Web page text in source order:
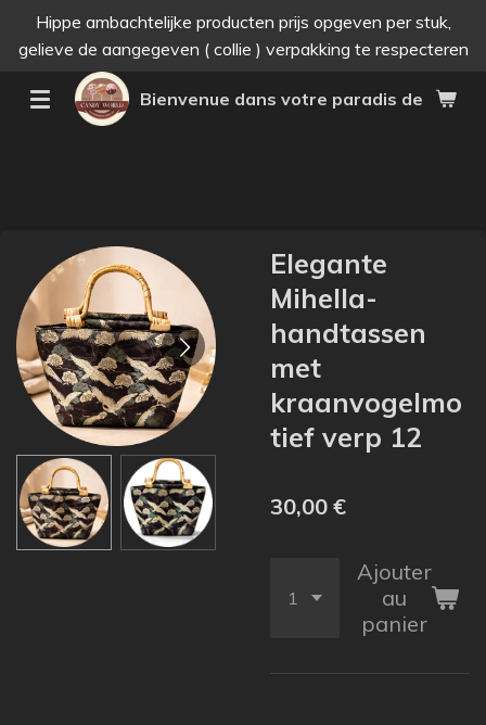
Passer
au
principal
Bienvenue dans votre paradis des
Hippe ambachtelijke producten prijs opgeven per stuk,
gelieve de aangegeven ( collie ) verpakking te respecteren
Elegante
Mihella-
handtassen
met
kraanvogelmo
tief verp 12
30,00 €
Ajouter
au
panier